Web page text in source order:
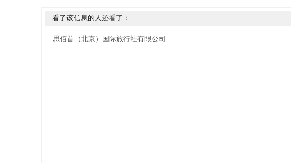
看了该信息的人还看了：
思佰首（北京）国际旅行社有限公司